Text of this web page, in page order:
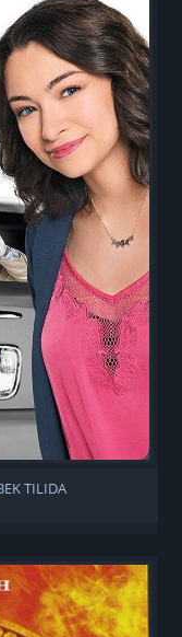
TILIDA